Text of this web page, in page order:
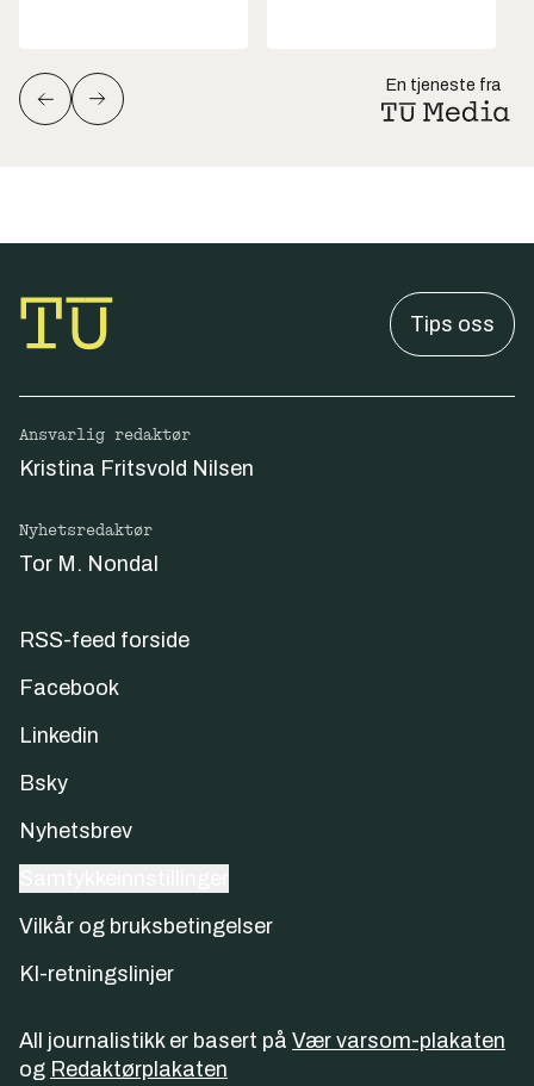
En tjeneste fra
Tips oss
Ansvarlig redaktør
Kristina Fritsvold Nilsen
Nyhetsredaktør
Tor M. Nondal
RSS-feed forside
Facebook
Linkedin
Bsky
Nyhetsbrev
Vilkår og bruksbetingelser
KI-retningslinjer
All journalistikk er basert på Vær varsom-plakaten
og Redaktørplakaten